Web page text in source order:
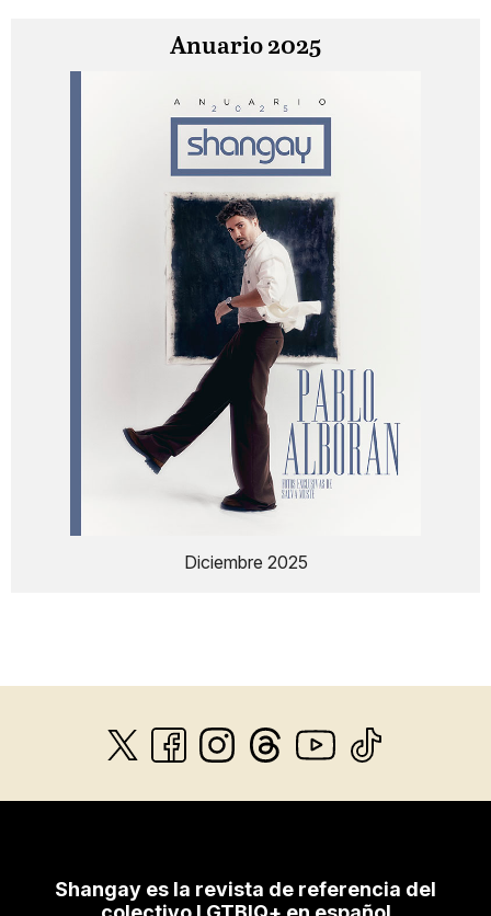
Anuario 2025
Diciembre 2025
Shangay es la revista de referencia del